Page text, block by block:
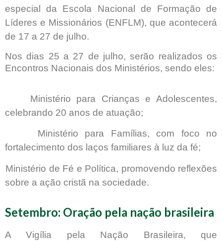
especial da Escola Nacional de Formação de
Líderes e Missionários (ENFLM), que acontecerá
de 17 a 27 de julho.
Nos dias 25 a 27 de julho, serão realizados os
Encontros Nacionais dos Ministérios, sendo eles:
Ministério para Crianças e Adolescentes,
celebrando 20 anos de atuação;
Ministério para Famílias, com foco no
fortalecimento dos laços familiares à luz da fé;
Ministério de Fé e Política, promovendo reflexões
sobre a ação cristã na sociedade.
Setembro: Oração pela nação brasileira
A Vigília pela Nação Brasileira, que